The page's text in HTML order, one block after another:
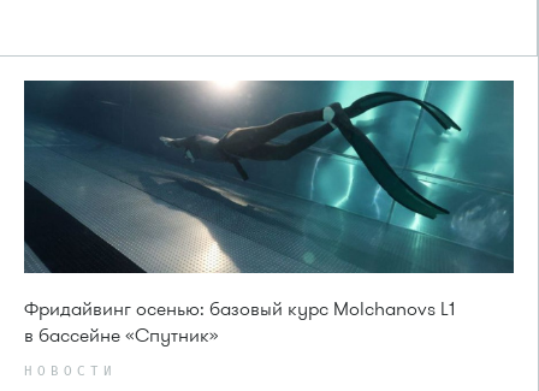
Фридайвинг осенью: базовый курс Molchanovs L1
в бассейне «Спутник»
НОВОСТИ